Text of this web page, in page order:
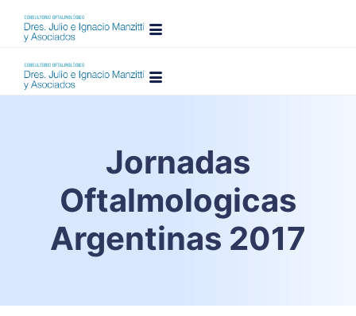
Jornadas
Oftalmologicas
Argentinas 2017